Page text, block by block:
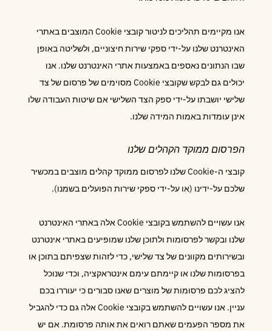
אנו מקיימים תהליכים לניטור קובצי Cookie המוצבים באתרי
האינטרנט שלנו על-ידי ספקי שירות חיצוניים, ולשליטה באופן
שבו הנתונים נאספים באמצעות אתרי האינטרנט שלנו. אנו
יכולים גם לבקש שקובצי Cookie מסוימים של פרסום של צד
שלישי יושבתו על-ידי ספק הצד השלישי אם שיטות העבודה שלו
אינן עומדות באמות המידה שלנו.
הפרסום ממוקד הקהלים שלנו
קובצי ה-Cookie שלנו לפרסום ממוקד קהלים מוצבים במכשיר
שלכם על-ידינו (או על-ידי ספקי שירות הפועלים בשמנו).
אנו עשויים להשתמש בקובצי Cookie אלה באתרי האינטרנט
שלנו ובקשר לפרסומות ולתוכן שלנו שמופיעים באתרי אינטרנט
ובשירותים מקוונים של צד שלישי, כדי לזהות שצפיתם בתוכן או
בפרסומות שלנו או קיימתם עימם אינטראקציה, וכדי שנוכל
להציג לכם פרסומות של מוצרים שאנו סבורים כי יעוררו בכם
עניין. אנו עשויים להשתמש בקובצי Cookie אלה גם כדי להגביל
את מספר הפעמים שאתם רואים את אותה פרסומת. אם יש